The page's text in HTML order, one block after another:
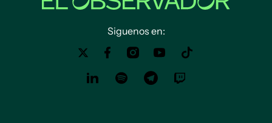
Siguenos en: